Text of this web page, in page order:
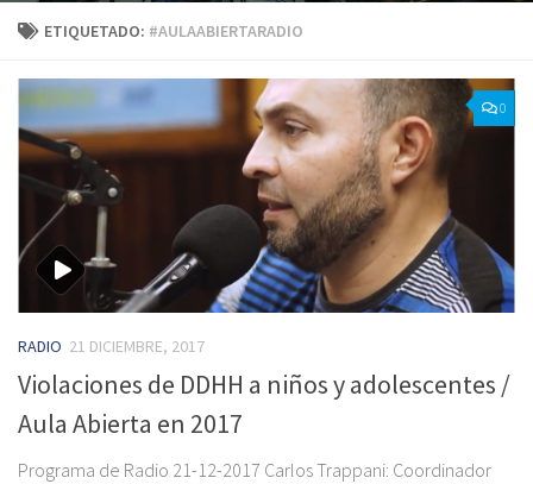
ETIQUETADO: #AULAABIERTARADIO
0
RADIO 21 DICIEMBRE, 2017
Violaciones de DDHH a niños y adolescentes /
Aula Abierta en 2017
Programa de Radio 21-12-2017 Carlos Trappani: Coordinador